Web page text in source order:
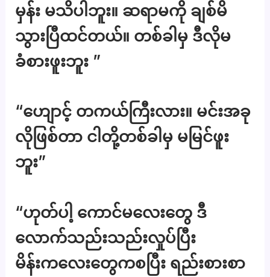
မှန်း မသိပါဘူး။ ဆရာမကို ချစ်မိ
သွားပြီထင်တယ်။ တစ်ခါမှ ဒီလိုမ
ခံစားဖူးဘူး ”
“ဟျောင့် တကယ်ကြီးလား။ မင်းအခု
လိုဖြစ်တာ ငါတို့တစ်ခါမှ မမြင်ဖူး
ဘူး”
“ဟုတ်ပါ့ ကောင်မလေးတွေ ဒီ
လောက်သည်းသည်းလှုပ်ပြီး
မိန်းကလေးတွေကစပြီး ရည်းစားစာ